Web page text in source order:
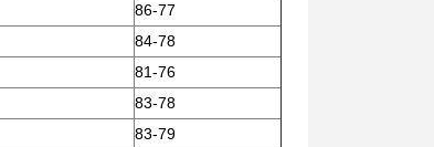
86-77
84-78
81-76
83-78
83-79